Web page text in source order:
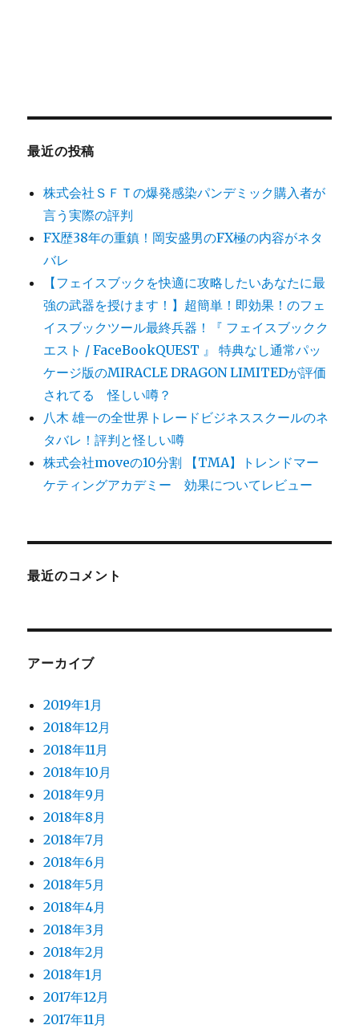
最近の投稿
株式会社ＳＦＴの爆発感染パンデミック購入者が
言う実際の評判
FX歴38年の重鎮！岡安盛男のFX極の内容がネタ
バレ
【フェイスブックを快適に攻略したいあなたに最
強の武器を授けます！】超簡単！即効果！のフェ
イスブックツール最終兵器！『 フェイスブックク
エスト / FaceBookQUEST 』 特典なし通常パッ
ケージ版のMIRACLE DRAGON LIMITEDが評価
されてる 怪しい噂？
八木 雄一の全世界トレードビジネススクールのネ
タバレ！評判と怪しい噂
株式会社moveの10分割 【TMA】トレンドマー
ケティングアカデミー 効果についてレビュー
最近のコメント
アーカイブ
2019年1月
2018年12月
2018年11月
2018年10月
2018年9月
2018年8月
2018年7月
2018年6月
2018年5月
2018年4月
2018年3月
2018年2月
2018年1月
2017年12月
2017年11月